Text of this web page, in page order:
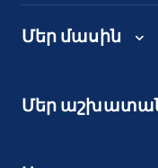
Մեր մասին
Մեր